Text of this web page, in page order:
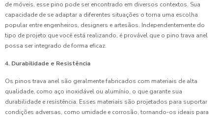
de móveis, esse pino pode ser encontrado em diversos contextos. Sua
capacidade de se adaptar a diferentes situações o torna uma escolha
popular entre engenheiros, designers e artesãos. Independentemente do
tipo de projeto que você está realizando, é provável que o pino trava anel
possa ser integrado de forma eficaz.
4. Durabilidade e Resistência
Os pinos trava anel são geralmente fabricados com materiais de alta
qualidade, como aço inoxidável ou alumínio, o que garante sua
durabilidade e resistência. Esses materiais são projetados para suportar
condições adversas, como umidade e corrosão, tornando-os ideais para